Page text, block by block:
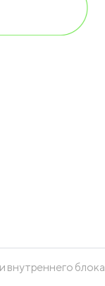
внутреннего блока